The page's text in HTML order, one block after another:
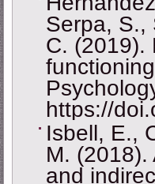
Serpa, S.,
C. (2019).
https://
Isbell, E.,
M.
and